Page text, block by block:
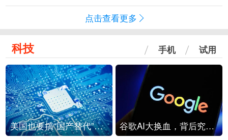
点击查看更多
科技 手机 试用
美国也要搞“国产替代”？先算清三笔账 谷歌AI大换血，背后究竟发生了什么？